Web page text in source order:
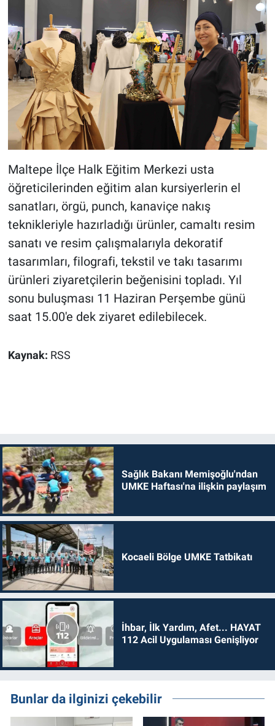
Maltepe İlçe Halk Eğitim Merkezi usta
öğreticilerinden eğitim alan kursiyerlerin el
sanatları, örgü, punch, kanaviçe nakış
teknikleriyle hazırladığı ürünler, camaltı resim
sanatı ve resim çalışmalarıyla dekoratif
tasarımları, filografi, tekstil ve takı tasarımı
ürünleri ziyaretçilerin beğenisini topladı. Yıl
sonu buluşması 11 Haziran Perşembe günü
saat 15.00'e dek ziyaret edilebilecek.
Kaynak: RSS
Sağlık Bakanı Memişoğlu'ndan
UMKE Haftası'na ilişkin paylaşım
Kocaeli Bölge UMKE Tatbikatı
İhbar, İlk Yardım, Afet... HAYAT
112 Acil Uygulaması Genişliyor
Bunlar da ilginizi çekebilir